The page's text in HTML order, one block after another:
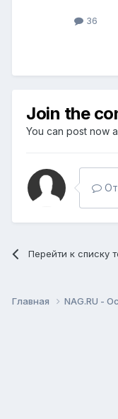
36
Join the
You can post now
Перейти к списку
Главная NAG.RU -